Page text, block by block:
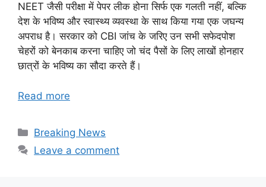
NEET जैसी परीक्षा में पेपर लीक होना सिर्फ एक गलती नहीं, बल्कि
देश के भविष्य और स्वास्थ्य व्यवस्था के साथ किया गया एक जघन्य
अपराध है। सरकार को CBI जांच के जरिए उन सभी सफेदपोश
चेहरों को बेनकाब करना चाहिए जो चंद पैसों के लिए लाखों होनहार
छात्रों के भविष्य का सौदा करते हैं।
Read more
Categories
Breaking News
Leave a comment